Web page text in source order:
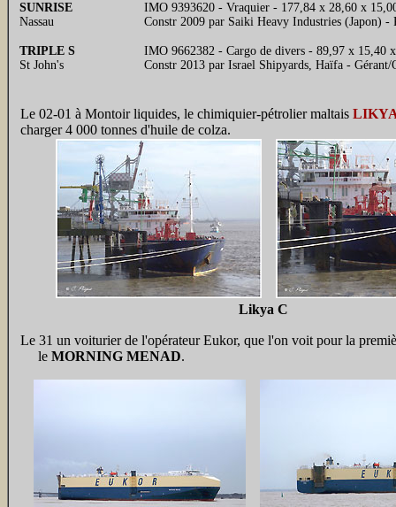
SUNRISE
Nassau
IMO 9393620 - Vraquier - 177,84 x 28,60 x
Constr 2009 par Saiki Heavy Industries (Japon)
TRIPLE S
St John's
IMO 9662382 - Cargo de divers - 89,97 x
Constr 2013 par Israel Shipyards, Haïfa -
Le 02-01 à Montoir liquides, le chimiquier-pétrolier maltais
charger 4 000 tonnes d'huile de colza.
Likya C
Le 31 un voiturier de l'opérateur Eukor, que l'on voit pour la
le MORNING MENAD.